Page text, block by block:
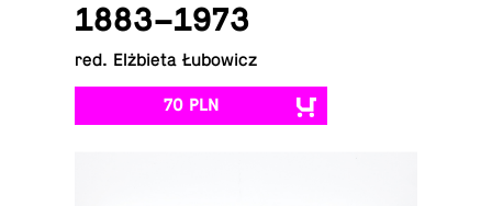
1883–1973
red. Elżbieta Łubowicz
70 PLN